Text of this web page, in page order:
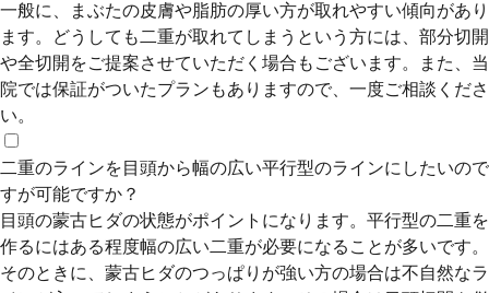
一般に、まぶたの皮膚や脂肪の厚い方が取れやすい傾向があり
ます。どうしても二重が取れてしまうという方には、部分切開
や全切開をご提案させていただく場合もございます。また、当
院では保証がついたプランもありますので、一度ご相談くださ
い。
二重のラインを目頭から幅の広い平行型のラインにしたいので
すが可能ですか？
目頭の蒙古ヒダの状態がポイントになります。平行型の二重を
作るにはある程度幅の広い二重が必要になることが多いです。
そのときに、蒙古ヒダのつっぱりが強い方の場合は不自然なラ